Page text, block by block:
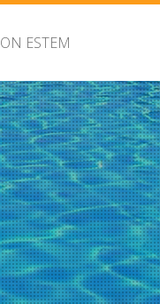
ON ESTEM